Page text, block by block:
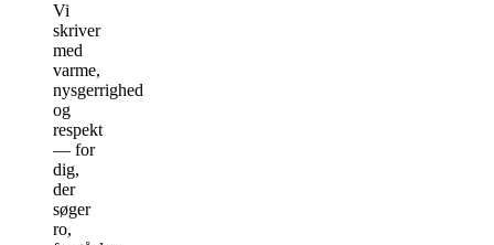
Vi
skriver
med
varme,
nysgerrighed
og
respekt
— for
dig,
der
søger
ro,